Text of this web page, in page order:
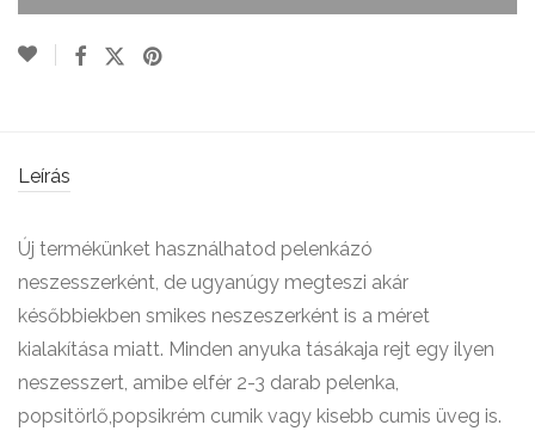
Leírás
Új termékünket használhatod pelenkázó
neszesszerként, de ugyanúgy megteszi akár
későbbiekben smikes neszeszerként is a méret
kialakítása miatt. Minden anyuka tásákaja rejt egy ilyen
neszesszert, amibe elfér 2-3 darab pelenka,
popsitörlő,popsikrém cumik vagy kisebb cumis üveg is.